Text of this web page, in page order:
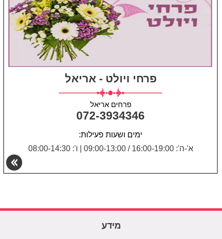
פרחי ויולט - אריאל
פרחים אריאל
072-3934346
ימים ושעות פעילות:
א'-ה': 16:00-19:00 / 09:00-13:00
ו': 08:00-14:30
מידע